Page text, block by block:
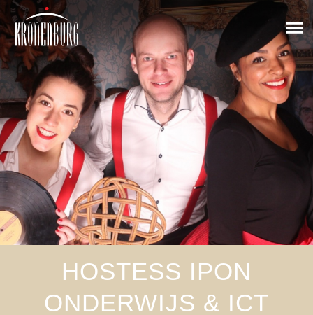
HOSTESS IPON
ONDERWIJS & ICT